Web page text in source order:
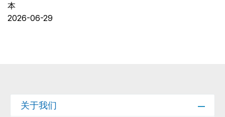
本
2026-06-29
关于我们